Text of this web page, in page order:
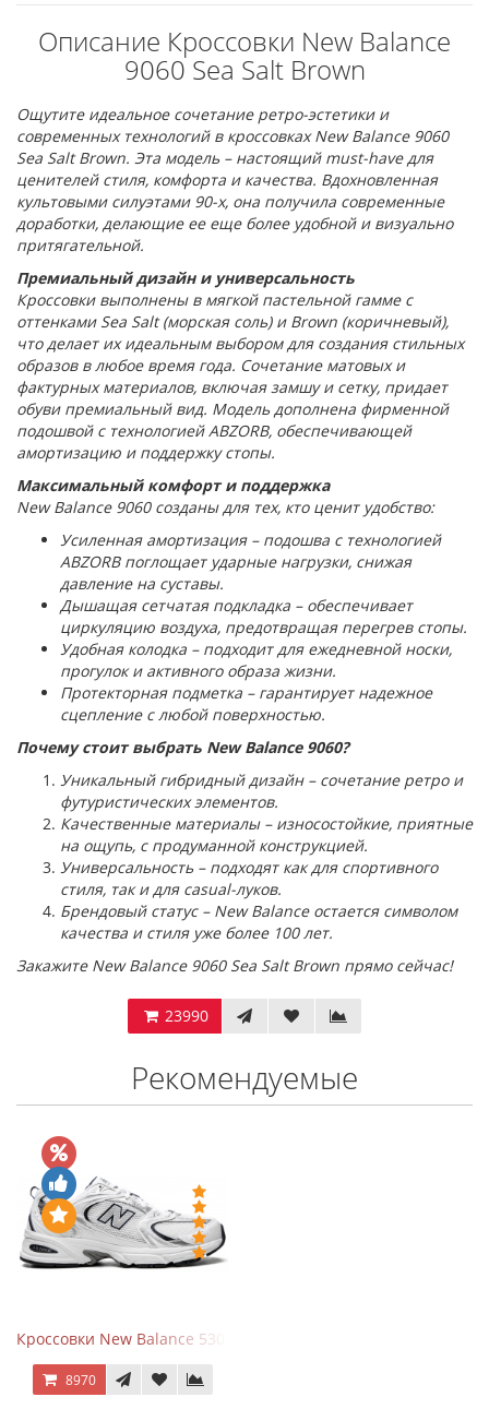
Описание Кроссовки New Balance
9060 Sea Salt Brown
Ощутите идеальное сочетание ретро-эстетики и
современных технологий в кроссовках New Balance 9060
Sea Salt Brown. Эта модель – настоящий must-have для
ценителей стиля, комфорта и качества. Вдохновленная
культовыми силуэтами 90-х, она получила современные
доработки, делающие ее еще более удобной и визуально
притягательной.
Премиальный дизайн и универсальность
Кроссовки выполнены в мягкой пастельной гамме с
оттенками Sea Salt (морская соль) и Brown (коричневый),
что делает их идеальным выбором для создания стильных
образов в любое время года. Сочетание матовых и
фактурных материалов, включая замшу и сетку, придает
обуви премиальный вид. Модель дополнена фирменной
подошвой с технологией ABZORB, обеспечивающей
амортизацию и поддержку стопы.
Максимальный комфорт и поддержка
New Balance 9060 созданы для тех, кто ценит удобство:
Усиленная амортизация – подошва с технологией
ABZORB поглощает ударные нагрузки, снижая
давление на суставы.
Дышащая сетчатая подкладка – обеспечивает
циркуляцию воздуха, предотвращая перегрев стопы.
Удобная колодка – подходит для ежедневной носки,
прогулок и активного образа жизни.
Протекторная подметка – гарантирует надежное
сцепление с любой поверхностью.
Почему стоит выбрать New Balance 9060?
Уникальный гибридный дизайн – сочетание ретро и
футуристических элементов.
Качественные материалы – износостойкие, приятные
на ощупь, с продуманной конструкцией.
Универсальность – подходят как для спортивного
стиля, так и для casual-луков.
Брендовый статус – New Balance остается символом
качества и стиля уже более 100 лет.
Закажите New Balance 9060 Sea Salt Brown прямо сейчас!
23990
Рекомендуемые
Кроссовки New Balance 530 White Silver Navy
8970